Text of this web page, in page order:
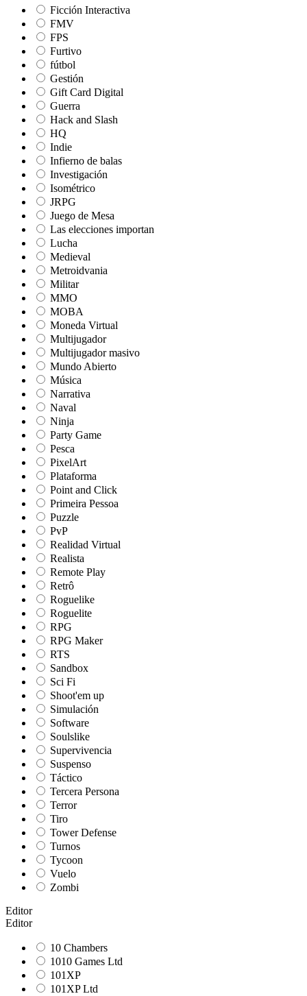
Ficción Interactiva
FMV
FPS
Furtivo
fútbol
Gestión
Gift Card Digital
Guerra
Hack and Slash
HQ
Indie
Infierno de balas
Investigación
Isométrico
JRPG
Juego de Mesa
Las elecciones importan
Lucha
Medieval
Metroidvania
Militar
MMO
MOBA
Moneda Virtual
Multijugador
Multijugador masivo
Mundo Abierto
Música
Narrativa
Naval
Ninja
Party Game
Pesca
PixelArt
Plataforma
Point and Click
Primeira Pessoa
Puzzle
PvP
Realidad Virtual
Realista
Remote Play
Retrô
Roguelike
Roguelite
RPG
RPG Maker
RTS
Sandbox
Sci Fi
Shoot'em up
Simulación
Software
Soulslike
Supervivencia
Suspenso
Táctico
Tercera Persona
Terror
Tiro
Tower Defense
Turnos
Tycoon
Vuelo
Zombi
Editor
Editor
10 Chambers
1010 Games Ltd
101XP
101XP Ltd